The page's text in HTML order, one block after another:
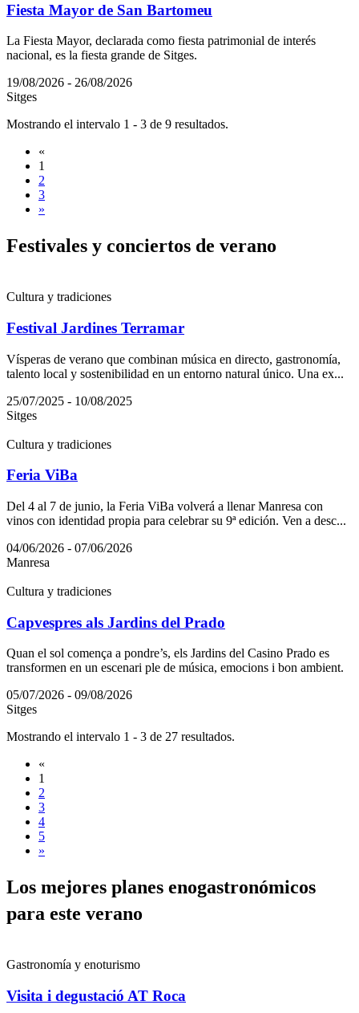
Fiesta Mayor de San Bartomeu
La Fiesta Mayor, declarada como fiesta patrimonial de interés
nacional, es la fiesta grande de Sitges.
19/08/2026 - 26/08/2026
Sitges
Mostrando el intervalo 1 - 3 de 9 resultados.
«
1
2
3
»
Festivales y conciertos de verano
Cultura y tradiciones
Festival Jardines Terramar
Vísperas de verano que combinan música en directo, gastronomía,
talento local y sostenibilidad en un entorno natural único. Una ex...
25/07/2025 - 10/08/2025
Sitges
Cultura y tradiciones
Feria ViBa
Del 4 al 7 de junio, la Feria ViBa volverá a llenar Manresa con
vinos con identidad propia para celebrar su 9ª edición. Ven a desc...
04/06/2026 - 07/06/2026
Manresa
Cultura y tradiciones
Capvespres als Jardins del Prado
Quan el sol comença a pondre’s, els Jardins del Casino Prado es
transformen en un escenari ple de música, emocions i bon ambient.
05/07/2026 - 09/08/2026
Sitges
Mostrando el intervalo 1 - 3 de 27 resultados.
«
1
2
3
4
5
»
Los mejores planes enogastronómicos
para este verano
Gastronomía y enoturismo
Visita i degustació AT Roca